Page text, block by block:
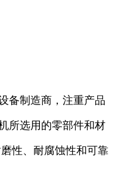
备制造商，注重产品
所选用的零部件和材
性、耐腐蚀性和可靠